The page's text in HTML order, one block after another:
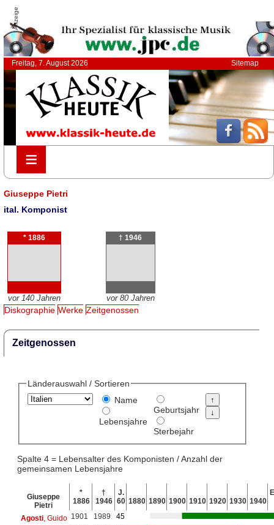
Anzeige
Freitag, 7. August 2026 Sitemap
≡
≡
Giuseppe Pietri
ital. Komponist
* 1886
vor 140 Jahren
† 1946
vor 80 Jahren
Diskographie Werke Zeitgenossen
Zeitgenossen
Länderauswahl / Sortieren
Name
Lebensjahre
Geburtsjahr
Sterbejahr
Spalte 4 = Lebensalter des Komponisten / Anzahl der
gemeinsamen Lebensjahre
Giuseppe
Pietri
*
1886
†
1946
J.
60 1880 1890 1900 1910 1920 1930 1940
Agosti, Guido 1901 1989
45